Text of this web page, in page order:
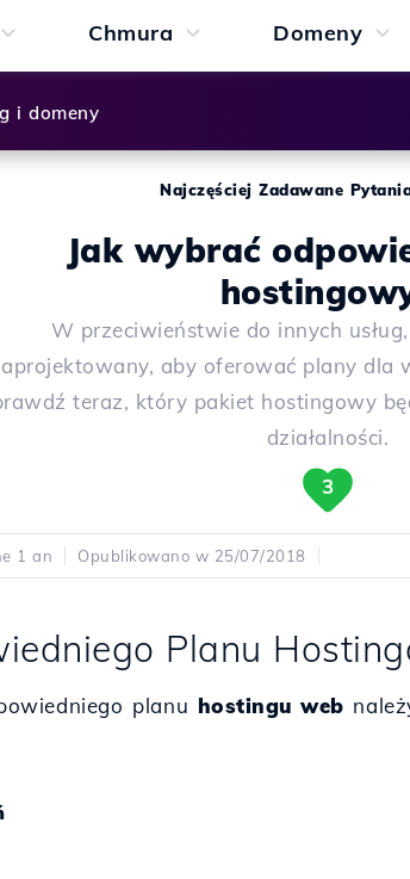
Chmura Domeny
i domeny
Najczęściej Zadawane
Jak wybrać
W przeciwieństwie do innych
aby oferować plany dla
teraz, który pakiet hostingowy
działalności.
3
1 an Opublikowano w 25/07/2018
Planu
planu hostingu web